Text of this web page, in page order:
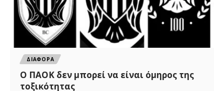
ΔΙΑΦΟΡΑ
Ο ΠΑΟΚ δεν μπορεί να είναι όμηρος της
τοξικότητας